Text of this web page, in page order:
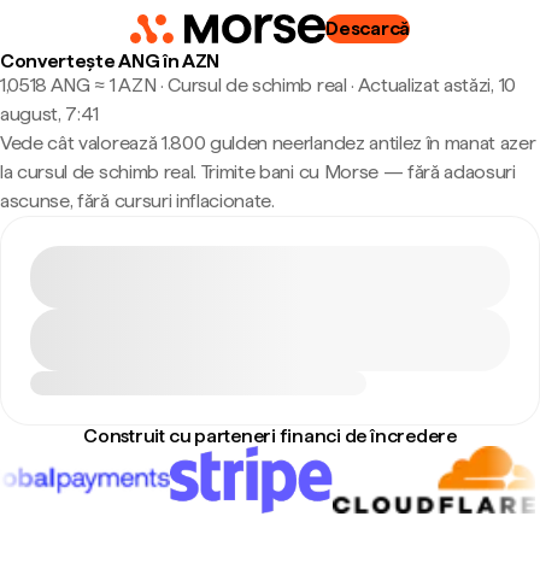
Descarcă
Convertește ANG în AZN
1,0518 ANG ≈ 1 AZN · Cursul de schimb real · Actualizat astăzi, 10
august, 7:41
Vede cât valorează 1.800 gulden neerlandez antilez în manat azer
la cursul de schimb real. Trimite bani cu Morse — fără adaosuri
ascunse, fără cursuri inflacionate.
Construit cu parteneri financi de încredere